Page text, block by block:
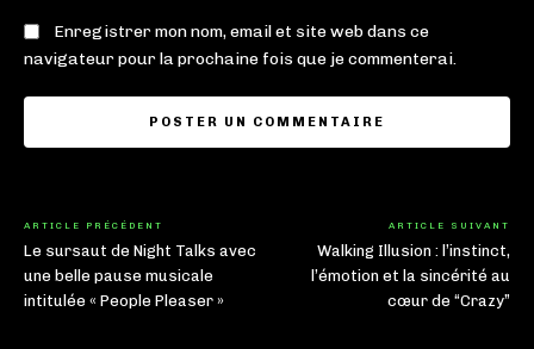
Enregistrer mon nom, email et site web dans ce
navigateur pour la prochaine fois que je commenterai.
ARTICLE PRÉCÉDENT
Le sursaut de Night Talks avec
une belle pause musicale
intitulée « People Pleaser »
ARTICLE SUIVANT
Walking Illusion : l’instinct,
l’émotion et la sincérité au
cœur de “Crazy”